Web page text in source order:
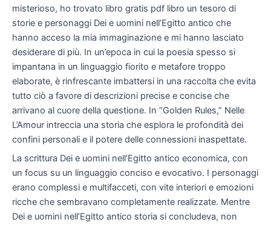
misterioso, ho trovato libro gratis pdf libro un tesoro di
storie e personaggi Dei e uomini nell’Egitto antico che
hanno acceso la mia immaginazione e mi hanno lasciato
desiderare di più. In un’epoca in cui la poesia spesso si
impantana in un linguaggio fiorito e metafore troppo
elaborate, è rinfrescante imbattersi in una raccolta che evita
tutto ciò a favore di descrizioni precise e concise che
arrivano al cuore della questione. In “Golden Rules,” Nelle
L’Amour intreccia una storia che esplora le profondità dei
confini personali e il potere delle connessioni inaspettate.
La scrittura Dei e uomini nell’Egitto antico economica, con
un focus su un linguaggio conciso e evocativo. I personaggi
erano complessi e multifacceti, con vite interiori e emozioni
ricche che sembravano completamente realizzate. Mentre
Dei e uomini nell’Egitto antico storia si concludeva, non